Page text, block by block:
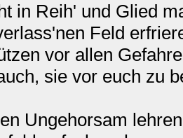
in Reih' und Glied
Feld
vor allen
sie vor euch zu
Ungehorsam